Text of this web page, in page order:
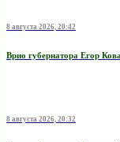
8 августа 2026, 20:42
Врио губернатора Егор
8 августа 2026, 20:32